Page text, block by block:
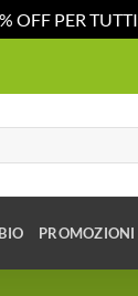
OFF PER
PROMOZIONI